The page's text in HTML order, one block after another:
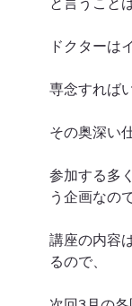
ドクターは
専念すれば
その奥深い
参加する多
う企画なの
講座の内容
るので、